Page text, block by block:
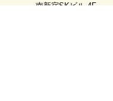
南新宿SKビル 4F